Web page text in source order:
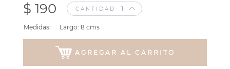
$ 190 CANTIDAD
Medidas: Largo: 8 cms
AGREGAR AL CARRITO